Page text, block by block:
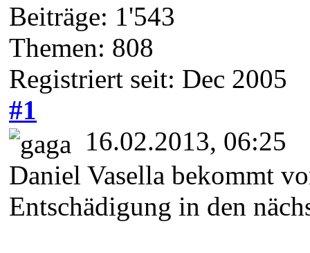
Beiträge: 1'543
Themen: 808
Registriert seit: Dec 2005
#1
16.02.2013, 06:25
Daniel Vasella bekommt
Entschädigung in den